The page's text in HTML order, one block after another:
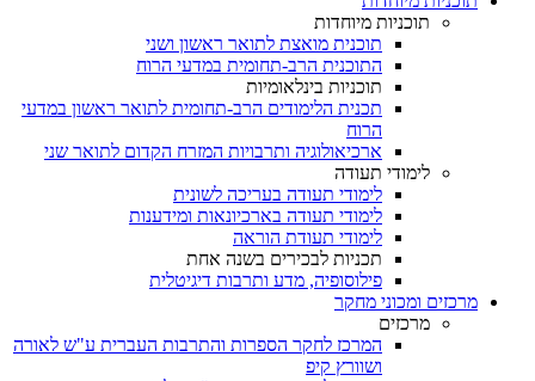
תוכניות מיוחדות
תוכנית מואצת לתואר ראשון ושני
התוכנית הרב-תחומית במדעי הרוח
תוכניות בינלאומיות
תכנית הלימודים הרב-תחומית לתואר ראשון במדעי
הרוח
ארכיאולוגיה ותרבויות המזרח הקדום לתואר שני
לימודי תעודה
לימודי תעודה בעריכה לשונית
לימודי תעודה בארכיונאות ומידענות
לימודי תעודת הוראה
תכניות לבכירים בשנה אחת
פילוסופיה, מדע ותרבות דיגיטלית
מרכזים ומכוני מחקר
מרכזים
המרכז לחקר הספרות והתרבות העברית ע"ש לאורה
ושוורץ קיפ